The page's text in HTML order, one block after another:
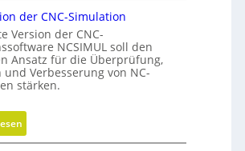
e
i
N
a
c
h
h
a
der CNC-Simulation
Version der CNC-
NCSIMUL soll den
Ansatz für die Überprüfung,
Verbesserung von NC-
stärken.
:
N